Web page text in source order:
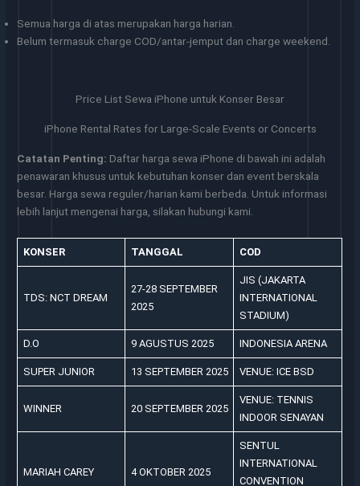
Semua harga di atas merupakan harga harian.
Belum termasuk charge COD/antar-jemput dan charge weekend.
Price List Sewa iPhone untuk Konser Besar
iPhone Rental Rates for Large-Scale Events or Concerts
Catatan Penting: Daftar harga sewa iPhone di bawah ini adalah
penawaran khusus untuk kebutuhan konser dan event berskala
besar. Harga sewa reguler/harian kami berbeda. Untuk informasi
lebih lanjut mengenai harga, silakan hubungi kami.
KONSER TANGGAL COD
TDS: NCT DREAM
27-28 SEPTEMBER
2025
JIS (JAKARTA
INTERNATIONAL
STADIUM)
D.O 9 AGUSTUS 2025 INDONESIA ARENA
SUPER JUNIOR 13 SEPTEMBER 2025 VENUE: ICE BSD
WINNER 20 SEPTEMBER 2025
VENUE: TENNIS
INDOOR SENAYAN
MARIAH CAREY 4 OKTOBER 2025
SENTUL
INTERNATIONAL
CONVENTION